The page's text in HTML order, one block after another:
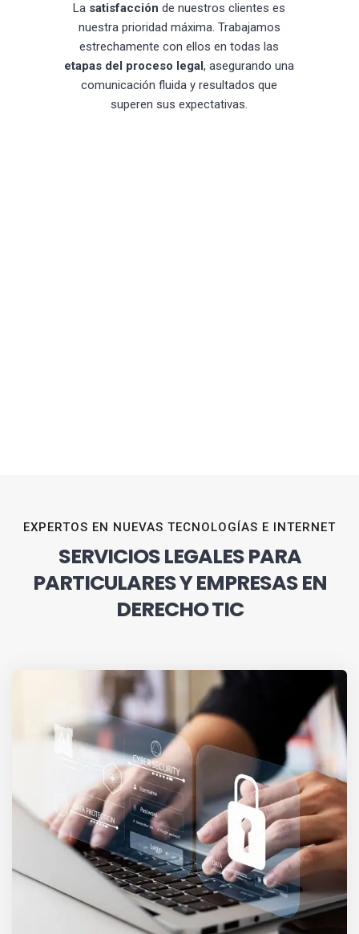
La satisfacción de nuestros clientes es
nuestra prioridad máxima. Trabajamos
estrechamente con ellos en todas las
etapas del proceso legal, asegurando una
comunicación fluida y resultados que
superen sus expectativas.
EXPERTOS EN NUEVAS TECNOLOGÍAS E INTERNET
SERVICIOS LEGALES PARA
PARTICULARES Y EMPRESAS EN
DERECHO TIC